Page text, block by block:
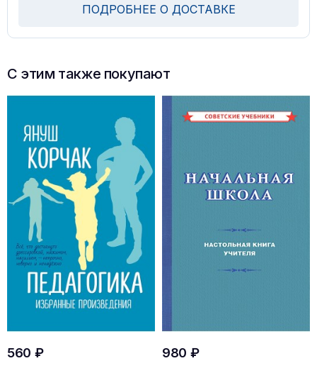
ПОДРОБНЕЕ О ДОСТАВКЕ
С этим также покупают
560 ₽ 980 ₽